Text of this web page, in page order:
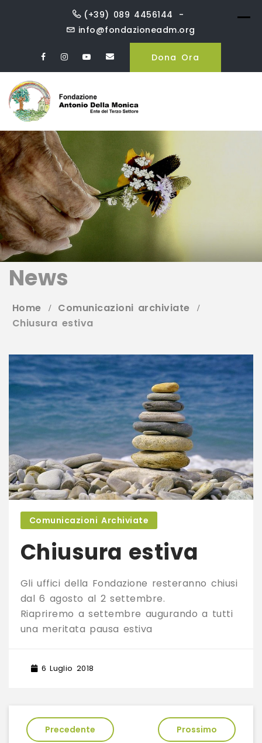
(+39) 089 4456144
info@fondazioneadm.org
Dona Ora
News
Home
Comunicazioni archiviate
Chiusura estiva
Comunicazioni Archiviate
Chiusura estiva
Gli uffici della Fondazione resteranno chiusi
dal 6 agosto al 2 settembre.
Riapriremo a settembre augurando a tutti
una meritata pausa estiva
6 Luglio 2018
Navigazione
Precedente Prossimo